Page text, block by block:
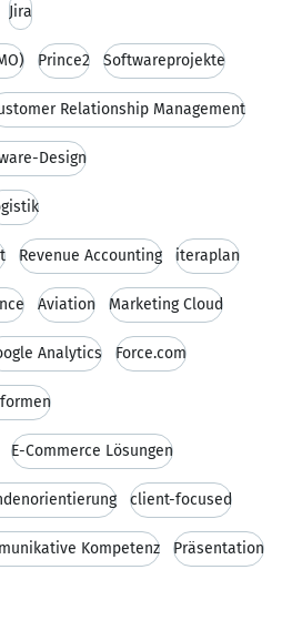
Jira
Prince2 Softwareprojekte
Relationship Management
Design
Revenue Accounting iteraplan
Aviation Marketing Cloud
Analytics Force.com
E-Commerce Lösungen
client-focused
Kompetenz Präsentation